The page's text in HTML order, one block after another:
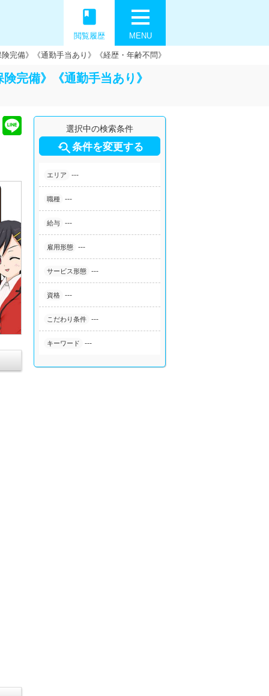
MENU
book
閲覧履歴
完備》《通勤手当あり》《経歴・年齢不問》
完備》《通勤手当あり》
選択中の検索条件
条件を変更する
エリア ---
職種 ---
給与 ---
雇用形態 ---
サービス形態 ---
資格 ---
こだわり条件 ---
キーワード ---